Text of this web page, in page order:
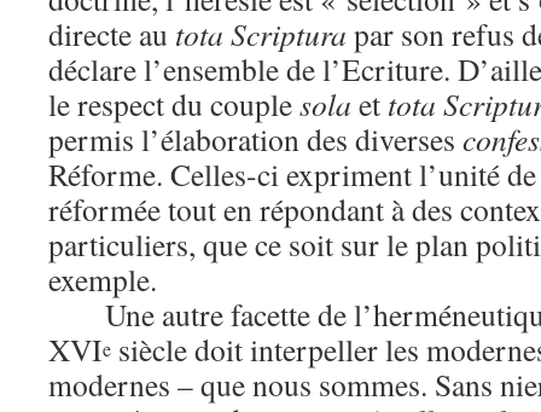
directe au tota Scriptura par son refus
déclare l’ensemble de l’Ecriture.
le respect du couplesola et tota
permis l’élaboration des diverses
Réforme. Celles-ci expriment l’unité
réformée tout en répondant à des
particuliers, que ce soit sur le plan
exemple.
Une autre facette de
XVIe siècle doit interpeller les
modernes – que nous sommes. Sans